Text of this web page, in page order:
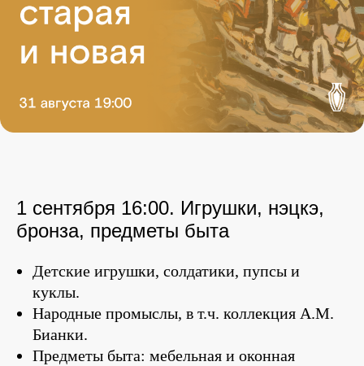
1 сентября 16:00. Игрушки, нэцкэ,
бронза, предметы быта
Детские игрушки, солдатики, пупсы и
куклы.
Народные промыслы, в т.ч. коллекция А.М.
Бианки.
Предметы быта: мебельная и оконная